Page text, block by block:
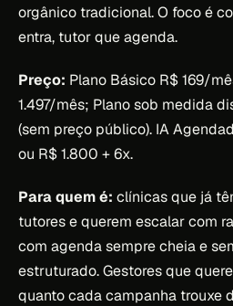
orgânico tradicional. O foco é
entra, tutor que agenda.
Preço: Plano Básico R$ 169/
1.497/mês; Plano sob medida
(sem preço público). IA
ou R$ 1.800 + 6x.
Para quem é: clínicas que já
tutores e querem escalar com
com agenda sempre cheia e
estruturado. Gestores que
quanto cada campanha trouxe